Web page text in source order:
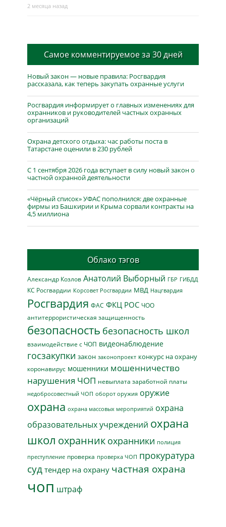
2 месяца назад
Самое комментируемое за 30 дней
Новый закон — новые правила: Росгвардия
рассказала, как теперь закупать охранные услуги
Росгвардия информирует о главных изменениях для
охранников и руководителей частных охранных
организаций
Охрана детского отдыха: час работы поста в
Татарстане оценили в 230 рублей
С 1 сентября 2026 года вступает в силу новый закон о
частной охранной деятельности
«Чёрный список» УФАС пополнился: две охранные
фирмы из Башкирии и Крыма сорвали контракты на
4,5 миллиона
Облако тэгов
Александр Козлов Анатолий Выборный ГБР ГИБДД
КС Росгвардии Корсовет Росгвардии МВД Нацгвардия
Росгвардия ФАС ФКЦ РОС ЧОО
антитеррористическая защищенность
безопасность безопасность школ
взаимодействие с ЧОП видеонаблюдение
госзакупки закон законопроект конкурс на охрану
коронавирус мошенники мошенничество
нарушения ЧОП невыплата заработной платы
недобросовестный ЧОП оборот оружия оружие
охрана охрана массовых мероприятий охрана
образовательных учреждений охрана
школ охранник охранники полиция
преступление проверка проверка ЧОП прокуратура
суд тендер на охрану частная охрана
чоп штраф